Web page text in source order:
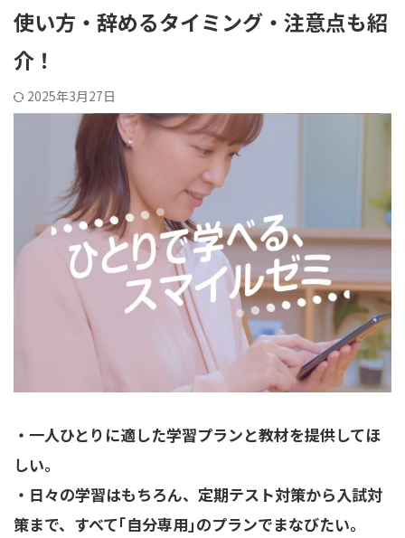
使い方・辞めるタイミング・注意点も紹
介！
2025年3月27日
・一人ひとりに適した学習プランと教材を提供してほ
しい。
・日々の学習はもちろん、定期テスト対策から入試対
策まで、すべて｢自分専用｣のプランでまなびたい。